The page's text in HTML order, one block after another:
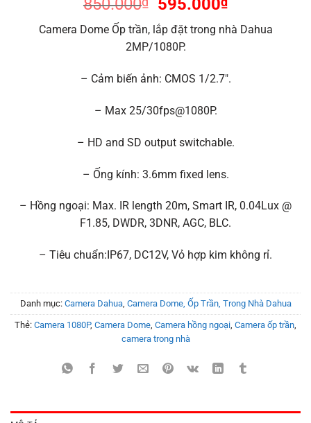
850.000
gốc
là:
850.000₫.
595.000
hiện
tại
595.000₫.
Camera Dome Ốp trần, lắp đặt trong nhà Dahua
2MP/1080P.
– Cảm biến ảnh: CMOS 1/2.7″.
– Max 25/30fps@1080P.
– HD and SD output switchable.
– Ống kính: 3.6mm fixed lens.
– Hồng ngoại: Max. IR length 20m, Smart IR, 0.04Lux @
F1.85, DWDR, 3DNR, AGC, BLC.
– Tiêu chuẩn:IP67, DC12V, Vỏ hợp kim không rỉ.
Danh mục: Camera Dahua, Camera Dome, Ốp Trần, Trong Nhà Dahua
Thẻ: Camera 1080P, Camera Dome Camera hồng ngoại Camera ốp trần
camera trong nhà